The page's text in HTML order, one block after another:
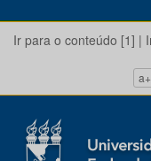
Ir para o conteúdo [1] |
a+